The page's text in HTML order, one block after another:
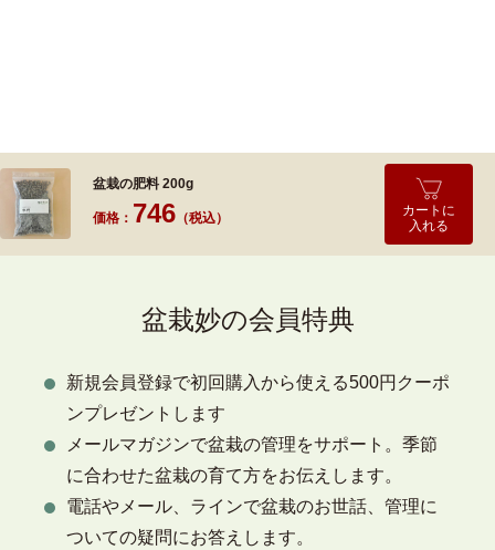
盆栽の肥料 200g
価格： 746 （税込）
カートに
入れる
盆栽妙の会員特典
新規会員登録で初回購入から使える500円クーポ
ンプレゼントします
メールマガジンで盆栽の管理をサポート。季節
に合わせた盆栽の育て方をお伝えします。
電話やメール、ラインで盆栽のお世話、管理に
ついての疑問にお答えします。